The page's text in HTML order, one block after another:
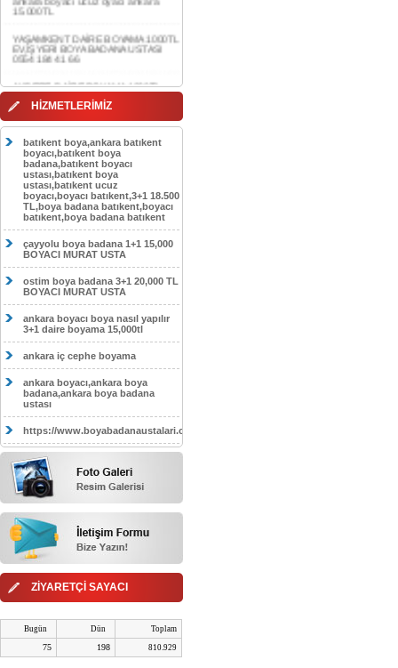
YAŞAMKENT DAİRE BOYAMA 1000TL
EV,İŞYERİ BOYA BADANA USTASI
AKDERE DAİRE BOYAMA 1000TL
EV,İŞYERİ BOYA BADANA USTASI
CEBECİ DAİRE BOYAMA 1000TL
0554 184 41 66
HASKÖY DAİRE BOYAMA 1000TL
EV,İŞYERİ BOYA BADANA USTASI
0554 184 41 66
GÖLBAŞI DAİRE BOYAMA 1000TL
EV,İŞYERİ BOYA BADANA USTASI
0554 184 41 66
SOKULLU DAİRE BOYAMA 1000TL
EV,İŞYERİ BOYA BADANA USTASI
0554 184 41 66
HİZMETLERİMİZ
batıkent boya,ankara batıkent
boyacı,batıkent boya
badana,batıkent boyacı
ustası,batıkent boya
ustası,batıkent ucuz
boyacı,boyacı batıkent,3+1 18.500
TL,boya badana batıkent,boyacı
batıkent,boya badana batıkent
çayyolu boya badana 1+1 15,000
BOYACI MURAT USTA
ostim boya badana 3+1 20,000 TL
BOYACI MURAT USTA
ankara boyacı boya nasıl yapılır
3+1 daire boyama 15,000tl
ankara iç cephe boyama
ankara boyacı,ankara boya
badana,ankara boya badana
ustası
https://www.boyabadanaustalari.com/
ZİYARETÇİ SAYACI
Bugün Dün Toplam
75 198 810.929